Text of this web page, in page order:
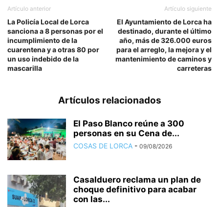
Artículo anterior
La Policía Local de Lorca
sanciona a 8 personas por el
incumplimiento de la
cuarentena y a otras 80 por
un uso indebido de la
mascarilla
Artículo siguiente
El Ayuntamiento de Lorca ha
destinado, durante el último
año, más de 326.000 euros
para el arreglo, la mejora y el
mantenimiento de caminos y
carreteras
Artículos relacionados
El Paso Blanco reúne a 300
personas en su Cena de...
COSAS DE LORCA - 09/08/2026
Casalduero reclama un plan de
choque definitivo para acabar
con las...